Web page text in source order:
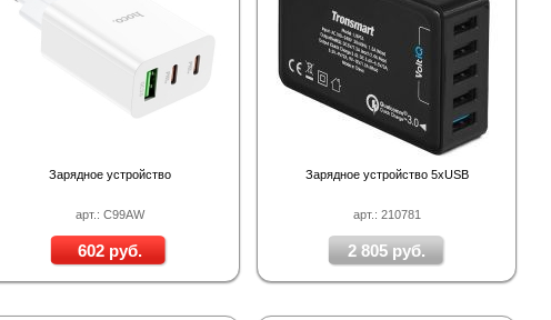
арт.: C99AW
Зарядное устройство
602 руб.
арт.: 210781
Зарядное устройство 5хUSB
2 805 руб.